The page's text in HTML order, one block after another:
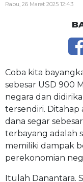
Rabu, 26 Maret 2025 12:43
Coba kita
sebesar USD 900
negara dan
tersendiri. Ditahap
dana segar
terbayang adalah
memiliki dampak
perekonomian
Itulah Danantara.